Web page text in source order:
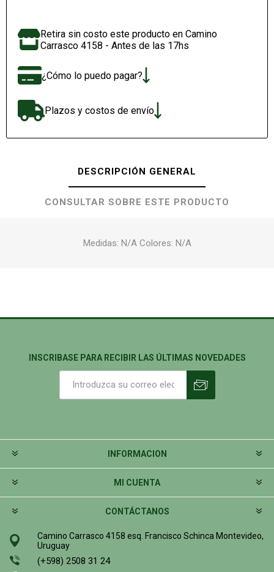
Retira sin costo este producto en Camino
Carrasco 4158 - Antes de las 17hs
¿Cómo lo puedo pagar?
Plazos y costos de envío
DESCRIPCIÓN GENERAL
CONSULTAR SOBRE ESTE PRODUCTO
Medidas: N/A Colores: N/A
INSCRIBASE PARA RECIBIR LAS ÚLTIMAS NOVEDADES
INFORMACION
MI CUENTA
CONTÁCTANOS
Camino Carrasco 4158 esq. Francisco Schinca Montevideo,
Uruguay
(+598) 2508 31 24